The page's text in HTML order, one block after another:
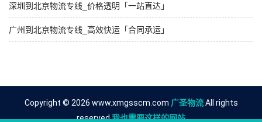
深圳到北京物流专线_价格透明「一站直达」
广州到北京物流专线_高效快运「合同承运」
Copyright © 2026 www.xmgsscm.com 广圣物流All rights
reserved.我也需要这样的网站